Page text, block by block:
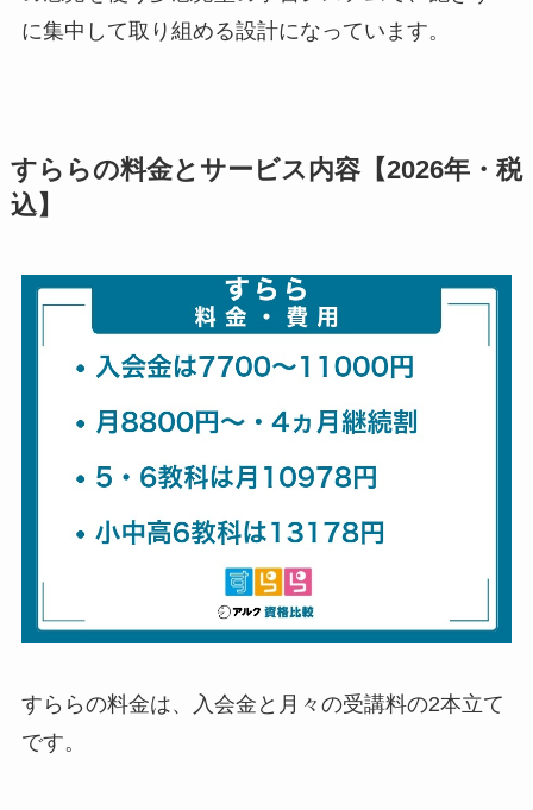
に集中して取り組める設計になっています。
すららの料金とサービス内容【2026年・税
込】
すららの料金は、入会金と月々の受講料の2本立て
です。